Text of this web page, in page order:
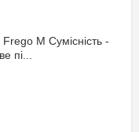
M Сумісність -
пі...